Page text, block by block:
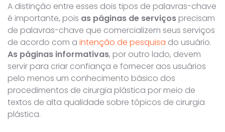
A distinção entre esses dois tipos de palavras-chave
é importante, pois as páginas de serviços precisam
de palavras-chave que comercializem seus serviços
de acordo com a intenção de pesquisa do usuário.
As páginas informativas, por outro lado, devem
servir para criar confiança e fornecer aos usuários
pelo menos um conhecimento básico dos
procedimentos de cirurgia plástica por meio de
textos de alta qualidade sobre tópicos de cirurgia
plástica.